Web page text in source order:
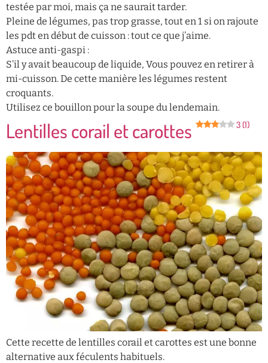
testée par moi, mais ça ne saurait tarder.
Pleine de légumes, pas trop grasse, tout en 1 si on rajoute
les pdt en début de cuisson : tout ce que j’aime.
Astuce anti-gaspi :
S’il y avait beaucoup de liquide, Vous pouvez en retirer à
mi-cuisson. De cette manière les légumes restent
croquants.
Utilisez ce bouillon pour la soupe du lendemain.
Lentilles corail et carottes 3 (1)
Cette recette de lentilles corail et carottes est une bonne
alternative aux féculents habituels.